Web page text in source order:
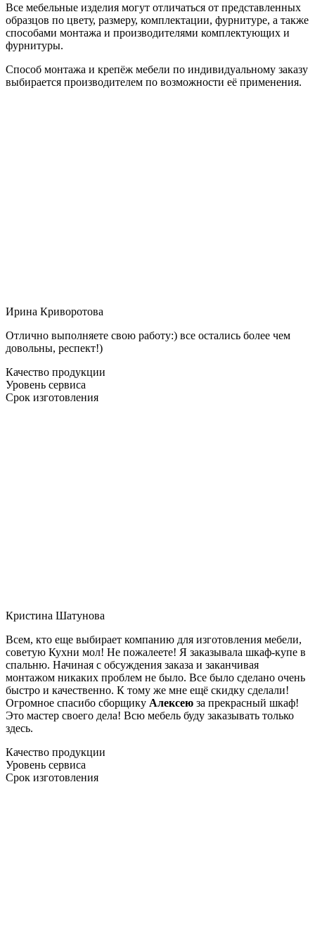
Все мебельные изделия могут отличаться от представленных
образцов по цвету, размеру, комплектации, фурнитуре, а также
способами монтажа и производителями комплектующих и
фурнитуры.
Способ монтажа и крепёж мебели по индивидуальному заказу
выбирается производителем по возможности её применения.
Ирина Криворотова
Отлично выполняете свою работу:) все остались более чем
довольны, респект!)
Качество продукции
Уровень сервиса
Срок изготовления
Кристина Шатунова
Всем, кто еще выбирает компанию для изготовления мебели,
советую Кухни мол! Не пожалеете! Я заказывала шкаф-купе в
спальню. Начиная с обсуждения заказа и заканчивая
монтажом никаких проблем не было. Все было сделано очень
быстро и качественно. К тому же мне ещё скидку сделали!
Огромное спасибо сборщику Алексею за прекрасный шкаф!
Это мастер своего дела! Всю мебель буду заказывать только
здесь.
Качество продукции
Уровень сервиса
Срок изготовления